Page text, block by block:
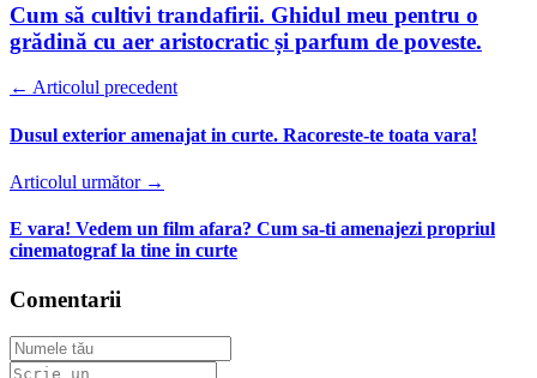
Cum să cultivi trandafirii. Ghidul meu pentru o
grădină cu aer aristocratic și parfum de poveste.
← Articolul precedent
Dusul exterior amenajat in curte. Racoreste-te toata vara!
Articolul următor →
E vara! Vedem un film afara? Cum sa-ti amenajezi propriul
cinematograf la tine in curte
Comentarii